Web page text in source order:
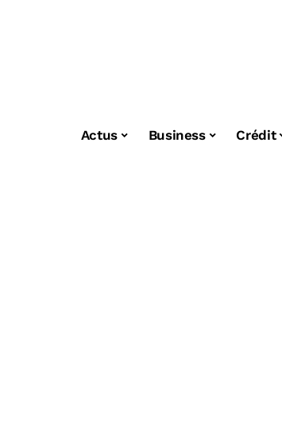
Actus Business Crédit